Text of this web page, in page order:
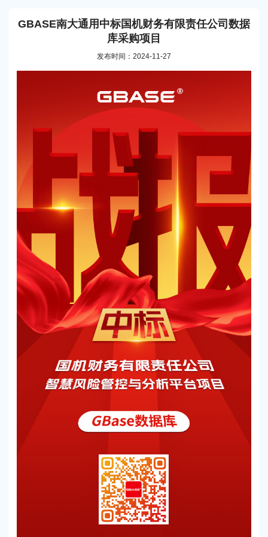
GBASE南大通用中标国机财务有限责任公司数据
库采购项目
发布时间：2024-11-27